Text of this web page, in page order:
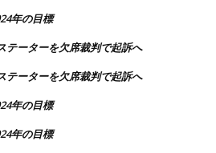
年の目標
テーターを欠席裁判で起訴へ
テーターを欠席裁判で起訴へ
年の目標
年の目標